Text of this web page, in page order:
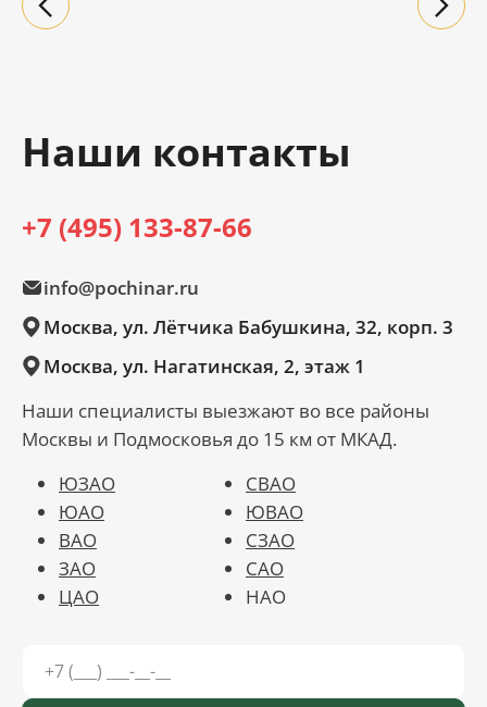
Наши контакты
+7 (495) 133-87-66
info@pochinar.ru
Москва, ул. Лётчика Бабушкина, 32, корп. 3
Москва, ул. Нагатинская, 2, этаж 1
Наши специалисты выезжают во все районы
Москвы и Подмосковья до 15 км от МКАД.
ЮЗАО
СВАО
ЮАО
ЮВАО
ВАО
СЗАО
ЗАО
САО
ЦАО
НАО